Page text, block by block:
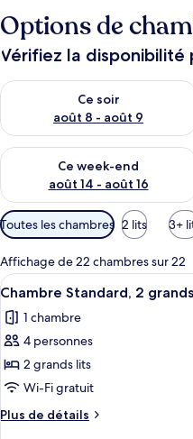
Options de
Vérifiez la disponibilité
Ce soir
août 8 - août 9
Vérifier la disponibilité pour
Ce week-end
août 14 - août 16
Vérifier la disponibilité pour
Filtres
disponibles
pour
les
chambres
Toutes les chambres 2 lits 3+
Affichage de 22 chambres sur 22
Afficher
toutes
les
photos
pour
ce
type
de
1
Chambre Standard, 2
1 chambre
4 personnes
2 grands lits
Wi-Fi gratuit
Plus de détails
Plus